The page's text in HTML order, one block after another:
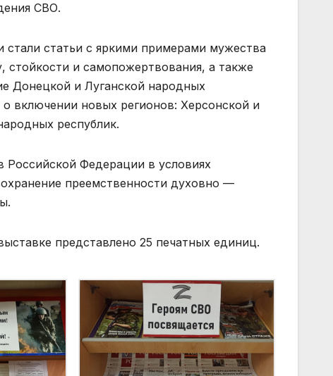
СВО.
статьи с яркими примерами мужества
стойкости и самопожертвования, а также
Донецкой и Луганской народных
включении новых регионов: Херсонской и
республик.
Российской Федерации в условиях
преемственности духовно —
представлено 25 печатных единиц.